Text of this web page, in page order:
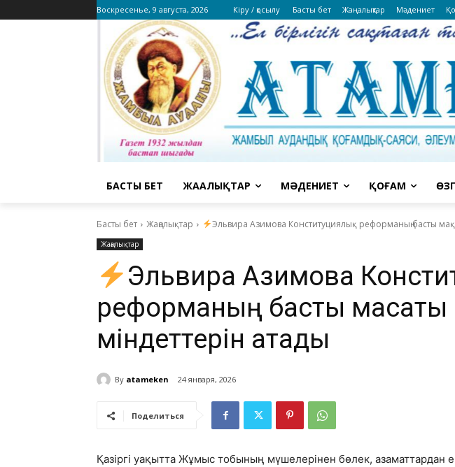
Воскресенье, 9 августа, 2026 Кіру / қосылу Басты бет Жаңалықтар Мәдениет
БАСТЫ БЕТ ЖАҢАЛЫҚТАР МӘДЕНИЕТ ҚОҒАМ
Басты бет Жаңалықтар Эльвира Азимова Конституциялық реформаның басты
Жаңалықтар
Эльвира Азимова
реформаның басты мақсаты
міндеттерін атады
By atameken 24 января, 2026
Поделиться
Қазіргі уақытта Жұмыс тобының мүшелерінен бөлек, азаматтардан